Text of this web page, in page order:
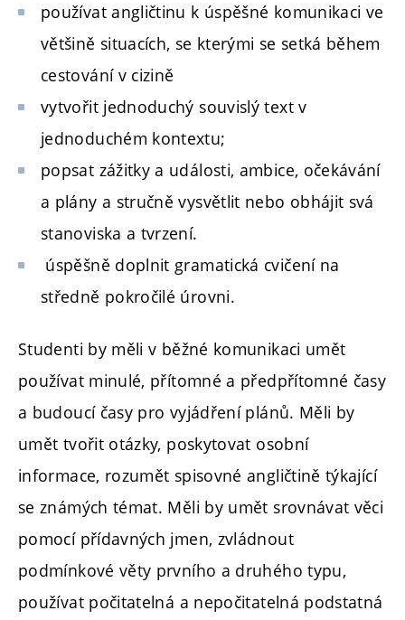
používat angličtinu k úspěšné komunikaci ve
většině situacích, se kterými se setká během
cestování v cizině
vytvořit jednoduchý souvislý text v
jednoduchém kontextu;
popsat zážitky a události, ambice, očekávání
a plány a stručně vysvětlit nebo obhájit svá
stanoviska a tvrzení.
úspěšně doplnit gramatická cvičení na
středně pokročilé úrovni.
Studenti by měli v běžné komunikaci umět
používat minulé, přítomné a předpřítomné časy
a budoucí časy pro vyjádření plánů. Měli by
umět tvořit otázky, poskytovat osobní
informace, rozumět spisovné angličtině týkající
se známých témat. Měli by umět srovnávat věci
pomocí přídavných jmen, zvládnout
podmínkové věty prvního a druhého typu,
používat počitatelná a nepočitatelná podstatná